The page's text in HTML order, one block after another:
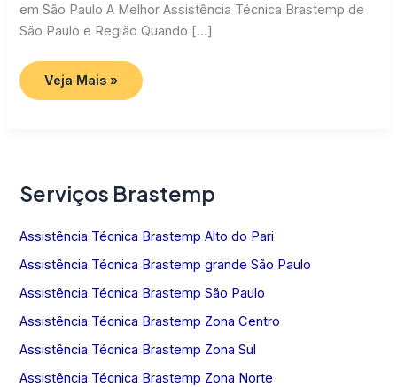
em São Paulo A Melhor Assistência Técnica Brastemp de
São Paulo e Região Quando […]
Assistência
Técnica
Brastemp
Veja Mais »
Serviços Brastemp
Assistência Técnica Brastemp Alto do Pari
Assistência Técnica Brastemp grande São Paulo
Assistência Técnica Brastemp São Paulo
Assistência Técnica Brastemp Zona Centro
Assistência Técnica Brastemp Zona Sul
Assistência Técnica Brastemp Zona Norte